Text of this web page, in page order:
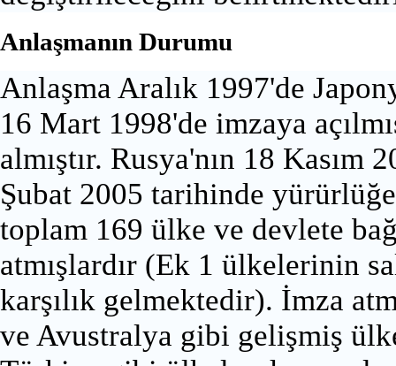
Anlaşmanın Durumu
Anlaşma Aralık 1997'de
16 Mart 1998'de imzaya
almıştır. Rusya'nın 18 Kasım
Şubat 2005 tarihinde
toplam 169 ülke ve devlete
atmışlardır (Ek 1 ülkelerinin
karşılık gelmektedir). İmza
ve Avustralya gibi gelişmiş